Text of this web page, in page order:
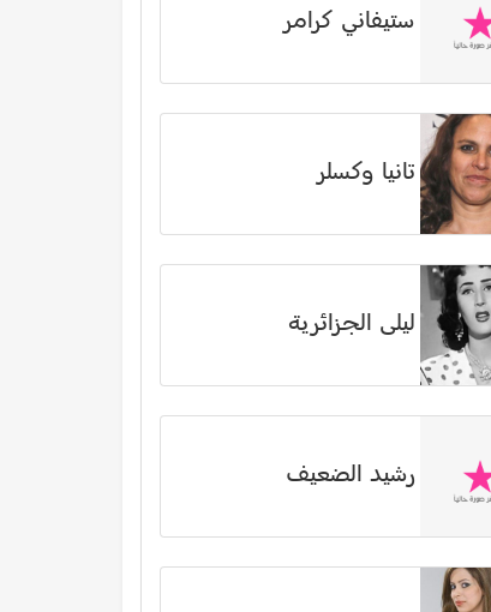
ستيفاني كرامر
تانيا وكسلر
ليلى الجزائرية
رشيد الضعيف